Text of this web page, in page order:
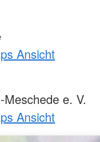
Ansicht
e. V.
Ansicht